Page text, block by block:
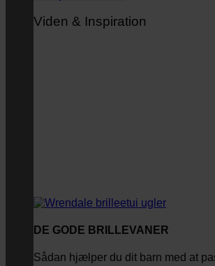
Viden & Inspiration
DE GODE BRILLEVANER
Sådan hjælper du dit barn med at